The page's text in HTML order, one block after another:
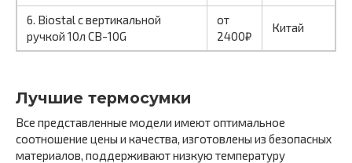
6. Biostal с вертикальной
ручкой 10л CB-10G
от
2400₽
Китай
Лучшие термосумки
Все представленные модели имеют оптимальное
соотношение цены и качества, изготовлены из безопасных
материалов, поддерживают низкую температуру